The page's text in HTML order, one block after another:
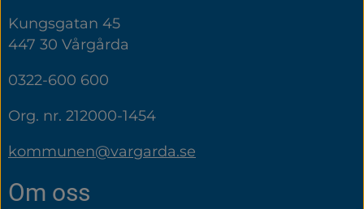
Kungsgatan 45
447 30 Vårgårda
0322-600 600
Org. nr. 212000-1454
kommunen@vargarda.se
Om oss